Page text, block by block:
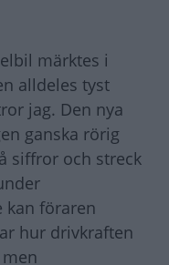
märktes i
alldeles tyst
jag. Den nya
ganska rörig
siffror och streck
kan föraren
hur drivkraften